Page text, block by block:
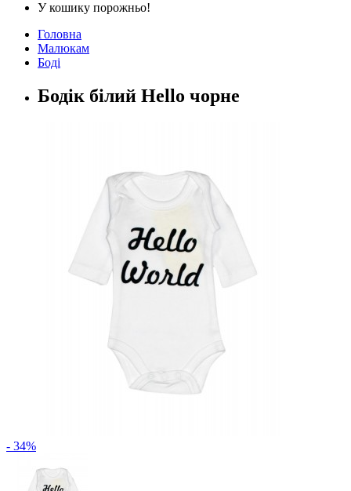
У кошику порожньо!
Головна
Малюкам
Боді
Бодік білий Hello чорне
- 34%